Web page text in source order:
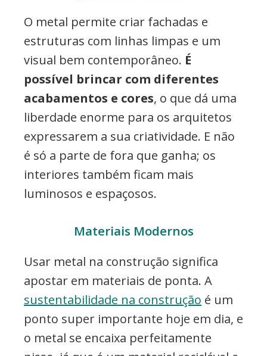
O metal permite criar fachadas e
estruturas com linhas limpas e um
visual bem contemporâneo. É
possível brincar com diferentes
acabamentos e cores, o que dá uma
liberdade enorme para os arquitetos
expressarem a sua criatividade. E não
é só a parte de fora que ganha; os
interiores também ficam mais
luminosos e espaçosos.
Materiais Modernos
Usar metal na construção significa
apostar em materiais de ponta. A
sustentabilidade na construção é um
ponto super importante hoje em dia, e
o metal se encaixa perfeitamente